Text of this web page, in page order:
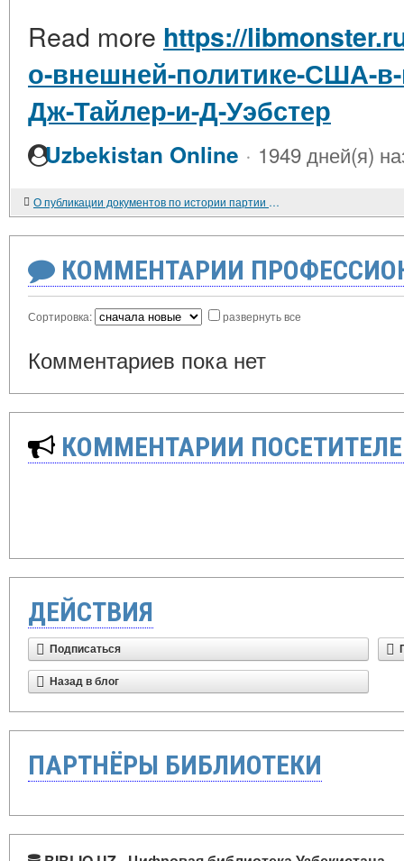
Read more https://
о-внешней-политике-США-в-
Дж-Тайлер-и-Д-Уэбстер
Uzbekistan Online · 1949 дней(я)
О публикации документов по истории партии эсеров
КОММЕНТАРИИ
Сортировка: развернуть все
Комментариев пока нет
КОММЕНТАРИИ
ДЕЙСТВИЯ
Подписаться
Назад в блог
ПАРТНЁРЫ БИБЛИОТЕКИ